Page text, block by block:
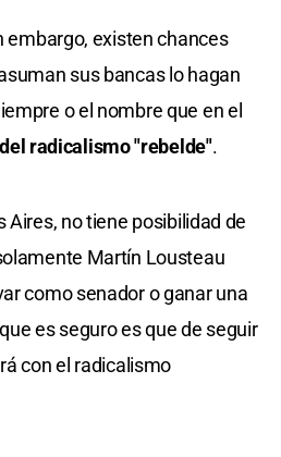
embargo, existen chances
sus bancas lo hagan
o el nombre que en el
radicalismo "rebelde".
Aires, no tiene posibilidad de
Martín Lousteau
como senador o ganar una
es seguro es que de seguir
con el radicalismo